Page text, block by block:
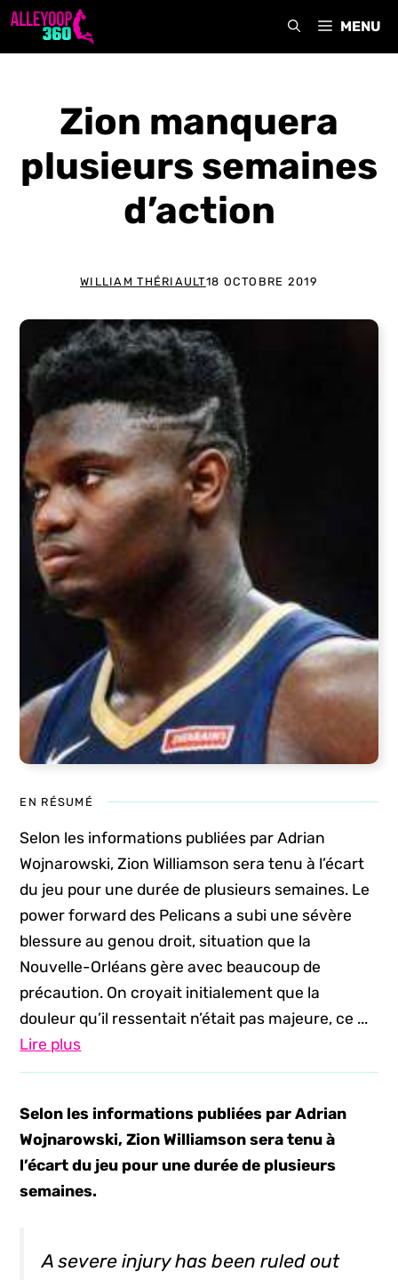
Aller
MENU
Zion manquera
plusieurs semaines
d’action
WILLIAM THÉRIAULT18 OCTOBRE 2019
EN RÉSUMÉ
Selon les informations publiées par Adrian
Wojnarowski, Zion Williamson sera tenu à l’écart
du jeu pour une durée de plusieurs semaines. Le
power forward des Pelicans a subi une sévère
blessure au genou droit, situation que la
Nouvelle-Orléans gère avec beaucoup de
précaution. On croyait initialement que la
douleur qu’il ressentait n’était pas majeure, ce ...
Lire plus
Selon les informations publiées par Adrian
Wojnarowski, Zion Williamson sera tenu à
l’écart du jeu pour une durée de plusieurs
semaines.
A severe injury has been ruled out